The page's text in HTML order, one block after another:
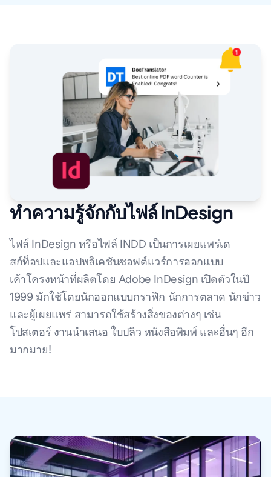
ทำความรู้จักกับไฟล์ InDesign
ไฟล์ InDesign หรือไฟล์ INDD เป็นการเผยแพร่เด
สก์ท็อปและแอปพลิเคชันซอฟต์แวร์การออกแบบ
เค้าโครงหน้าที่ผลิตโดย Adobe InDesign เปิดตัวในปี
1999 มักใช้โดยนักออกแบบกราฟิก นักการตลาด นักข่าว
และผู้เผยแพร่ สามารถใช้สร้างสิ่งของต่างๆ เช่น
โปสเตอร์ งานนำเสนอ ใบปลิว หนังสือพิมพ์ และอื่นๆ อีก
มากมาย!